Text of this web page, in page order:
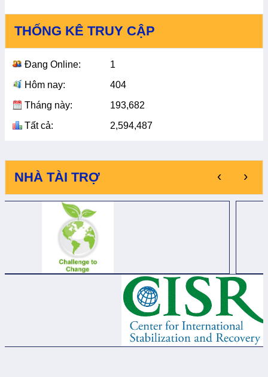
THỐNG KÊ TRUY CẬP
Đang Online:
1
Hôm nay:
404
Tháng này:
193,682
Tất cả:
2,594,487
NHÀ TÀI TRỢ ‹ ›